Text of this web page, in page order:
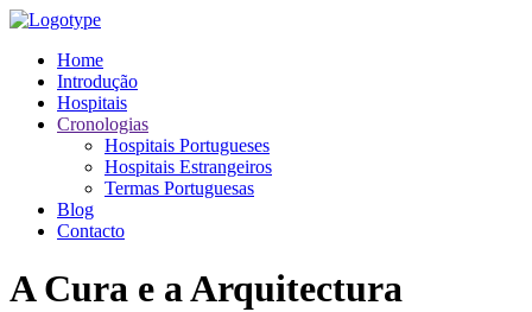
Home
Introdução
Hospitais
Cronologias
Hospitais Portugueses
Hospitais Estrangeiros
Termas Portuguesas
Blog
Contacto
A Cura e a Arquitectura